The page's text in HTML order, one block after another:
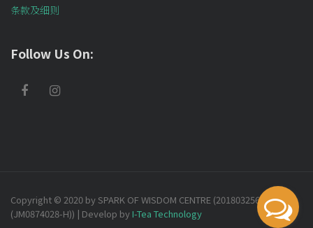
条款及细则
Follow Us On:
Copyright © 2020 by SPARK OF WISDOM CENTRE (201803256732
(JM0874028-H)) | Develop byI-Tea Technology